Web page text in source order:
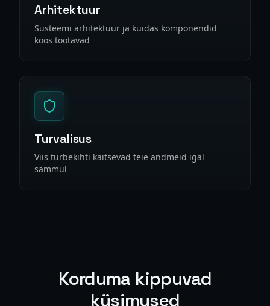
Arhitektuur
Süsteemi arhitektuur ja kuidas komponendid
koos töötavad
Turvalisus
Viis turbekihti kaitsevad teie andmeid igal
sammul
Korduma kippuvad
küsimused